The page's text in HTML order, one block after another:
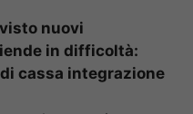
nuovi
in difficoltà:
cassa integrazione